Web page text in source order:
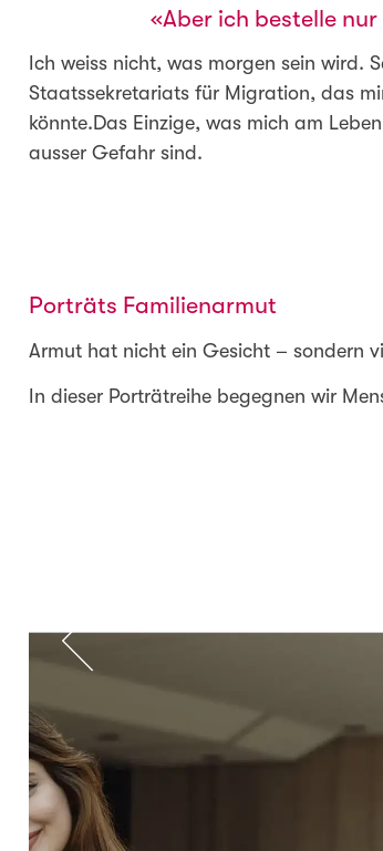
Aber ich bestelle
Ich weiss nicht, was morgen sein wird.
Staatssekretariats für Migration, das
könnte.Das Einzige, was mich am
ausser Gefahr sind.
Porträts Familienarmut
Armut hat nicht ein Gesicht – sondern
In dieser Porträtreihe begegnen wir